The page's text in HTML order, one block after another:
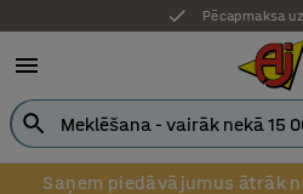
7 gadu
Saņem piedāvājumus ātrāk